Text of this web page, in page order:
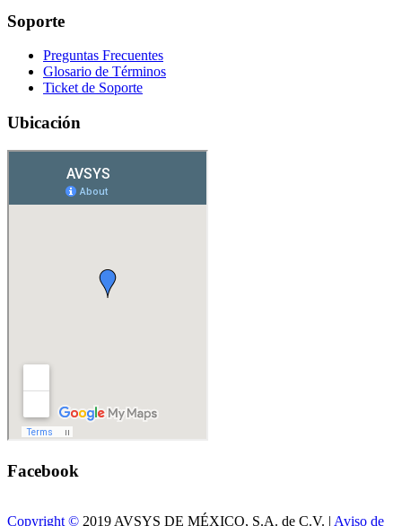
Soporte
Preguntas Frecuentes
Glosario de Términos
Ticket de Soporte
Ubicación
Facebook
Copyright © 2019 AVSYS DE MÉXICO, S.A. de C.V. | Aviso de